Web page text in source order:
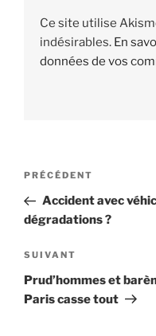
Ce site utilise
indésirables. En
données de vos
Navigation
l’article
Article
précédent
PRÉCÉDENT
Accident avec
dégradations ?
Article
suivant
SUIVANT
Prud’hommes et
Paris casse tout